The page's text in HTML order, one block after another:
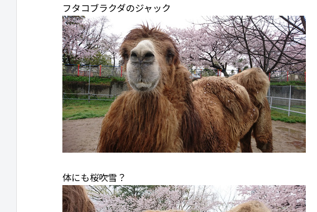
フタコブラクダのジャック
体にも桜吹雪？